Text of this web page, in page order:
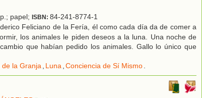
papel; ISBN: 84-241-8774-1
Feliciano de la Fería, él como cada día da de comer a
los animales le piden deseos a la luna. Una noche de
que habían pedido los animales. Gallo lo único que
de la Granja, Luna,Conciencia de Sí Mismo.